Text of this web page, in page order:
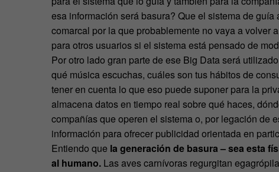
esa información será basura? Que el sistema de
comarcal por la que probablemente no vaya a volver
para otros usuarios si el sistema está pensado de
Por otro lado gran parte de ese Big Data será
qué música escuchas, cuáles son tus hábitos de
tener en cuenta lo que eso puede suponer para la
almacena datos en tiempo real sobre qué haces,
compañías que operen el sistema o, por legación de
información para ofrecer publicidad orientada en
Entiendo que la generación de basura – sea esta
al humano. Las aves carnívoras regurgitan